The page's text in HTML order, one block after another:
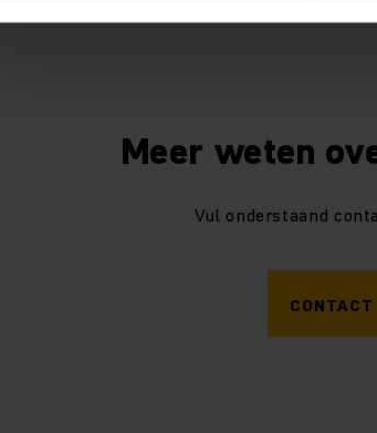
Meer weten
Vul onderstaand
CONTACT